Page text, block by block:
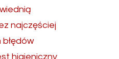
najczęściej
błędów
higieniczny